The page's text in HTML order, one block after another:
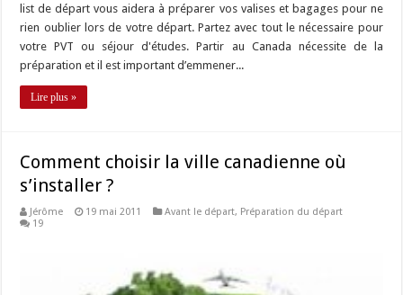
list de départ vous aidera à préparer vos valises et bagages pour ne
rien oublier lors de votre départ. Partez avec tout le nécessaire pour
votre PVT ou séjour d'études. Partir au Canada nécessite de la
préparation et il est important d’emmener...
Lire plus »
Comment choisir la ville canadienne où
s’installer ?
Jérôme 19 mai 2011 Avant le départ, Préparation du départ
19